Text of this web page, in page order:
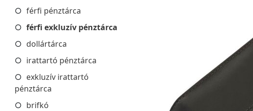
férfi pénztárca
férfi exkluzív pénztárca
dollártárca
irattartó pénztárca
exkluzív irattartó
pénztárca
brifkó